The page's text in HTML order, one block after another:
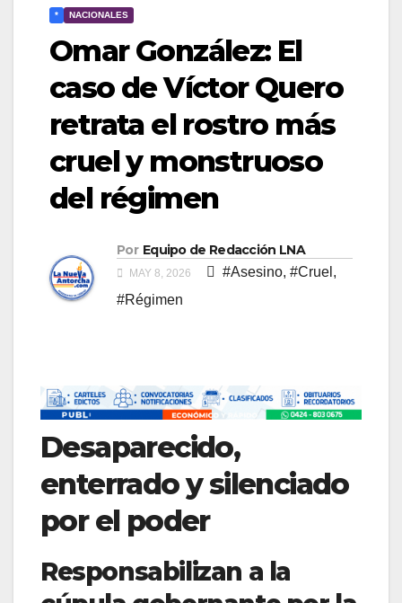
* NACIONALES
Omar González: El
caso de Víctor Quero
retrata el rostro más
cruel y monstruoso
del régimen
Por Equipo de Redacción LNA
MAY 8, 2026 #Asesino, #Cruel ,
#Régimen
Desaparecido,
enterrado y silenciado
por el poder
Responsabilizan a la